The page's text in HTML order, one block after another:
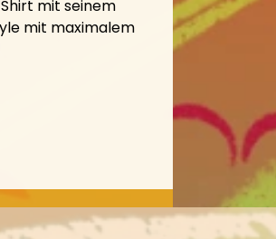
mit seinem
mit maximalem